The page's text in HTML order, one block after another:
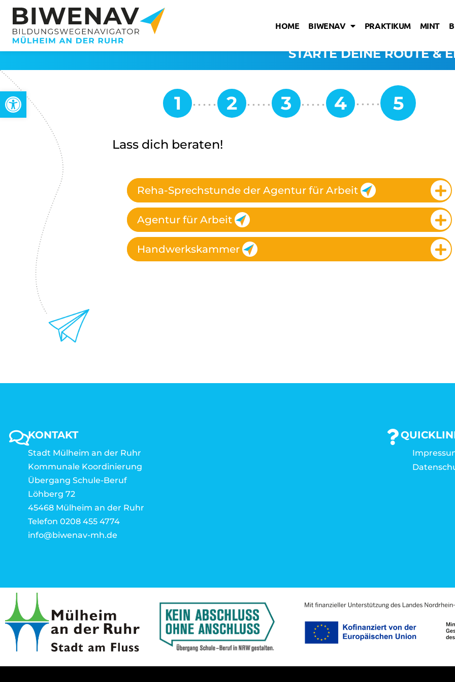
Open toolbar
HOME BIWENAV PRAKTIKUM MINT
STARTE DEINE ROUTE &
Lass dich beraten!
Reha-Sprechstunde der Agentur für Arbeit
Agentur für Arbeit
Handwerkskammer
KONTAKT
Stadt Mülheim an der Ruhr
Kommunale Koordinierung
Übergang Schule-Beruf
Löhberg 72
45468 Mülheim an der Ruhr
Telefon 0208 455 4774
info@biwenav-mh.de